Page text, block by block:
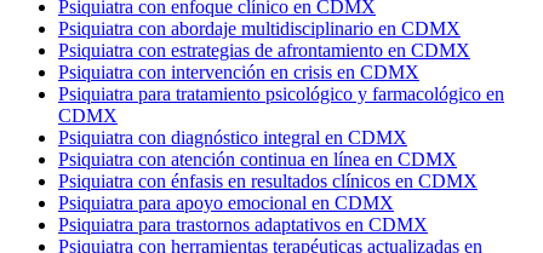
Psiquiatra con enfoque clínico en CDMX
Psiquiatra con abordaje multidisciplinario en CDMX
Psiquiatra con estrategias de afrontamiento en CDMX
Psiquiatra con intervención en crisis en CDMX
Psiquiatra para tratamiento psicológico y farmacológico en
CDMX
Psiquiatra con diagnóstico integral en CDMX
Psiquiatra con atención continua en línea en CDMX
Psiquiatra con énfasis en resultados clínicos en CDMX
Psiquiatra para apoyo emocional en CDMX
Psiquiatra para trastornos adaptativos en CDMX
Psiquiatra con herramientas terapéuticas actualizadas en